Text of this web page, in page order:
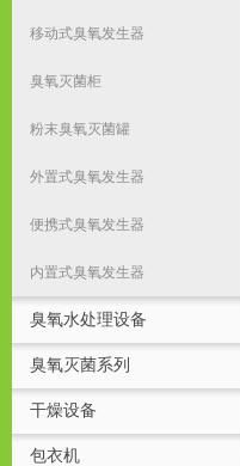
移动式臭氧发生器
臭氧灭菌柜
粉末臭氧灭菌罐
外置式臭氧发生器
便携式臭氧发生器
内置式臭氧发生器
臭氧水处理设备
臭氧灭菌系列
干燥设备
包衣机